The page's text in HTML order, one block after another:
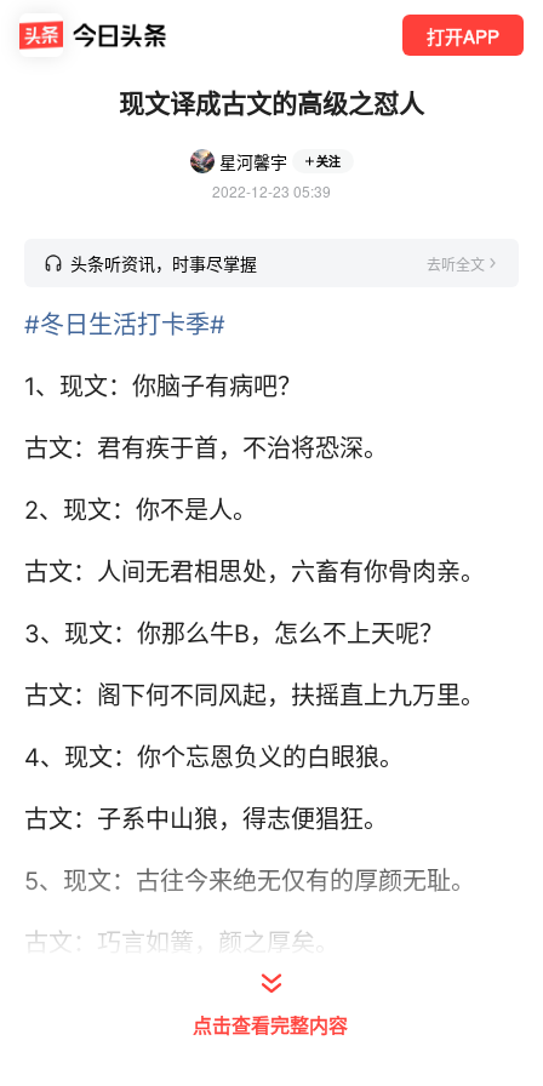
打开APP
现文译成古文的高级之怼人
星河馨宇 关注
2022-12-23 05:39
头条听资讯，时事尽掌握 去听全文
#冬日生活打卡季#
1、现文：你脑子有病吧？
古文：君有疾于首，不治将恐深。
2、现文：你不是人。
古文：人间无君相思处，六畜有你骨肉亲。
3、现文：你那么牛B，怎么不上天呢？
古文：阁下何不同风起，扶摇直上九万里。
4、现文：你个忘恩负义的白眼狼。
古文：子系中山狼，得志便猖狂。
5、现文：古往今来绝无仅有的厚颜无耻。
古文：巧言如簧，颜之厚矣。
点击查看完整内容